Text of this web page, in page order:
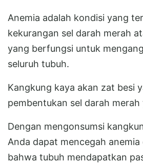
Anemia adalah kondisi yang
kekurangan sel darah merah
yang berfungsi untuk
seluruh tubuh.
Kangkung kaya akan zat besi
pembentukan sel darah merah
Dengan mengonsumsi
Anda dapat mencegah
bahwa tubuh mendapatkan